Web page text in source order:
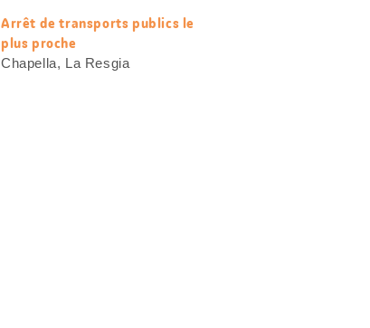
Arrêt de transports publics le
plus proche
Chapella, La Resgia